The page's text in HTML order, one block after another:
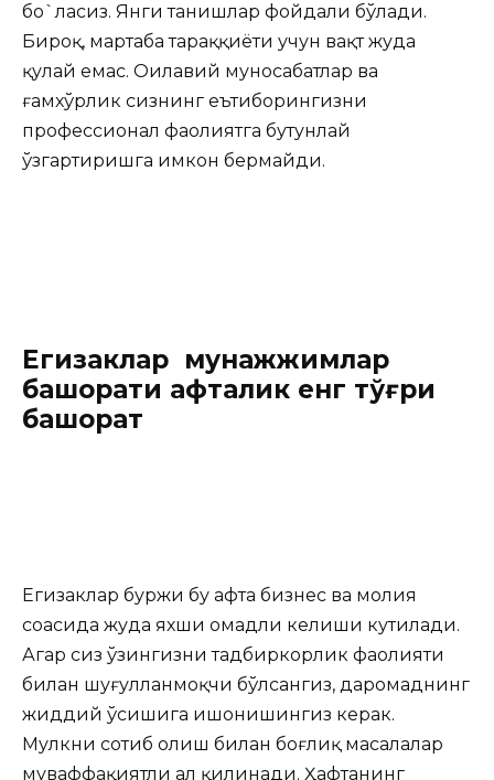
бо`ласиз. Янги танишлар фойдали бўлади.
Бироқ, мартаба тараққиёти учун вақт жуда
қулай емас. Оилавий муносабатлар ва
ғамхўрлик сизнинг еътиборингизни
профессионал фаолиятга бутунлай
ўзгартиришга имкон бермайди.
Егизаклар мунажжимлар
башорати ҳафталик енг тўғри
башорат
Егизаклар буржи бу ҳафта бизнес ва молия
соҳасида жуда яхши омадли келиши кутилади.
Агар сиз ўзингизни тадбиркорлик фаолияти
билан шуғулланмоқчи бўлсангиз, даромаднинг
жиддий ўсишига ишонишингиз керак.
Мулкни сотиб олиш билан боғлиқ масалалар
муваффақиятли ҳал қилинади. Ҳафтанинг